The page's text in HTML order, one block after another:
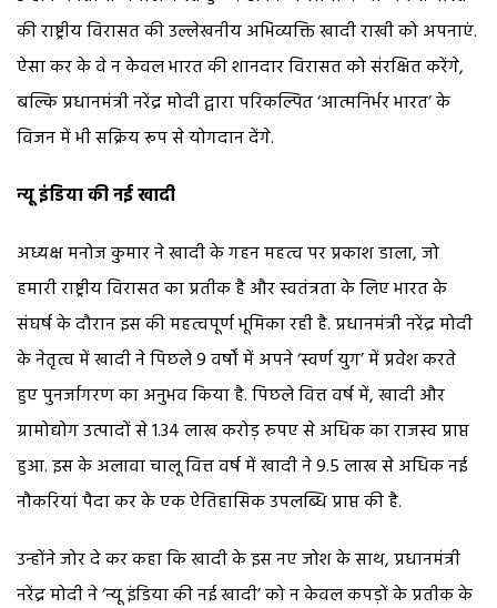
की राष्ट्रीय विरासत की उल्लेखनीय अभिव्यक्ति खादी राखी को अपनाएं.
ऐसा कर के वे न केवल भारत की शानदार विरासत को संरक्षित करेंगे,
बल्कि प्रधानमंत्री नरेंद्र मोदी द्वारा परिकल्पित ‘आत्मनिर्भर भारत’ के
विजन में भी सक्रिय रूप से योगदान देंगे.
न्यू इंडिया की नई खादी
अध्यक्ष मनोज कुमार ने खादी के गहन महत्व पर प्रकाश डाला, जो
हमारी राष्ट्रीय विरासत का प्रतीक है और स्वतंत्रता के लिए भारत के
संघर्ष के दौरान इस की महत्वपूर्ण भूमिका रही है. प्रधानमंत्री नरेंद्र मोदी
के नेतृत्व में खादी ने पिछले 9 वर्षों में अपने ‘स्वर्ण युग’ में प्रवेश करते
हुए पुनर्जागरण का अनुभव किया है. पिछले वित्त वर्ष में, खादी और
ग्रामोद्योग उत्पादों से 1.34 लाख करोड़ रुपए से अधिक का राजस्व प्राप्त
हुआ. इस के अलावा चालू वित्त वर्ष में खादी ने 9.5 लाख से अधिक नई
नौकरियां पैदा कर के एक ऐतिहासिक उपलब्धि प्राप्त की है.
उन्होंने जोर दे कर कहा कि खादी के इस नए जोश के साथ, प्रधानमंत्री
नरेंद्र मोदी ने ‘न्यू इंडिया की नई खादी’ को न केवल कपड़ों के प्रतीक के